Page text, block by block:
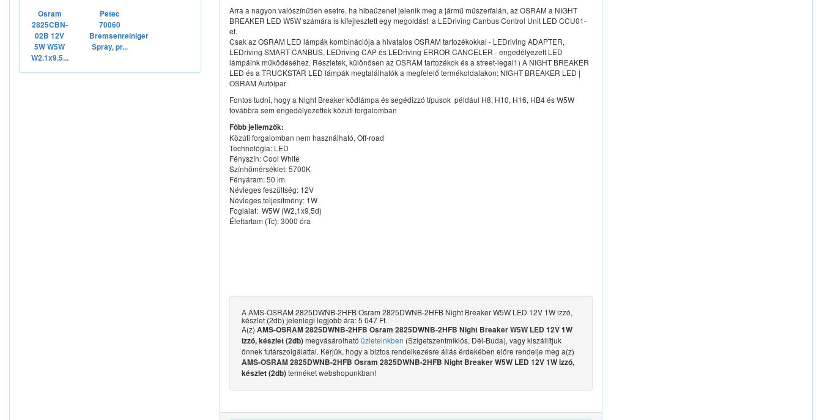
Osram
2825CBN-
02B 12V
5W W5W
W2.1x9.5...
Petec
70060
Bremsenreiniger
Spray, pr...
Arra a nagyon valószínűtlen esetre, ha hibaüzenet jelenik meg a jármű műszerfalán, az OSRAM a NIGHT
BREAKER LED W5W számára is kifejlesztett egy megoldást  a LEDriving Canbus Control Unit LED CCU01-
et.
Csak az OSRAM LED lámpák kombinációja a hivatalos OSRAM tartozékokkal - LEDriving ADAPTER,
LEDriving SMART CANBUS, LEDriving CAP és LEDriving ERROR CANCELER - engedélyezett LED
lámpáink működéséhez. Részletek, különösen az OSRAM tartozékok és a street-legal1) A NIGHT BREAKER
LED és a TRUCKSTAR LED lámpák megtalálhatók a megfelelő termékoldalakon: NIGHT BREAKER LED |
OSRAM Autóipar
Fontos tudni, hogy a Night Breaker ködlámpa és segédizzó típusok  például H8, H10, H16, HB4 és W5W 
továbbra sem engedélyezettek közúti forgalomban
Főbb jellemzők:
Közúti forgalomban nem használható, Off-road
Technológia: LED
Fényszín: Cool White
Színhőmérséklet: 5700K
Fényáram: 50 lm
Névleges feszültség: 12V
Névleges teljesítmény: 1W
Foglalat: W5W (W2,1x9,5d)
Élettartam (Tc): 3000 óra
A AMS-OSRAM 2825DWNB-2HFB Osram 2825DWNB-2HFB Night Breaker W5W LED 12V 1W izzó,
készlet (2db) jelenlegi legjobb ára: 5 047 Ft.
A(z) AMS-OSRAM 2825DWNB-2HFB Osram 2825DWNB-2HFB Night Breaker W5W LED 12V 1W
izzó, készlet (2db)megvásárolható üzleteinkben (Szigetszentmiklós, Dél-Buda), vagy kiszállítjuk
önnek futárszolgálattal. Kérjük, hogy a biztos rendelkezésre állás érdekében előre rendelje meg a(z)
AMS-OSRAM 2825DWNB-2HFB Osram 2825DWNB-2HFB Night Breaker W5W LED 12V 1W izzó,
készlet (2db)terméket webshopunkban!